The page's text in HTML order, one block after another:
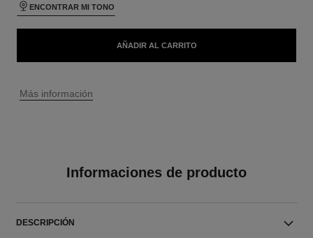
ENCONTRAR MI TONO
AÑADIR AL CARRITO
↩
Más información
Informaciones de producto
DESCRIPCIÓN